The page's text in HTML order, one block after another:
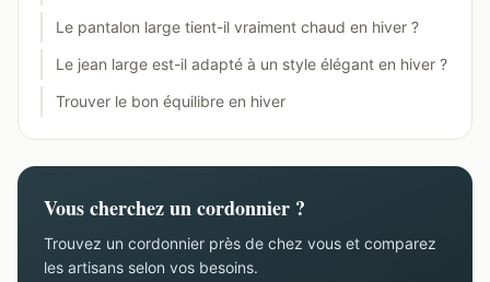
Le pantalon large tient-il vraiment chaud en hiver ?
Le jean large est-il adapté à un style élégant en hiver ?
Trouver le bon équilibre en hiver
Vous cherchez un cordonnier ?
Trouvez un cordonnier près de chez vous et comparez
les artisans selon vos besoins.